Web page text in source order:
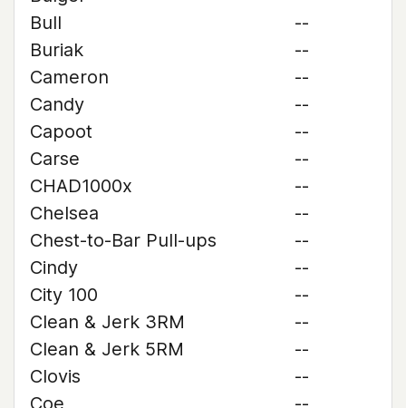
Bull
--
Buriak
--
Cameron
--
Candy
--
Capoot
--
Carse
--
CHAD1000x
--
Chelsea
--
Chest-to-Bar Pull-ups
--
Cindy
--
City 100
--
Clean & Jerk 3RM
--
Clean & Jerk 5RM
--
Clovis
--
Coe
--